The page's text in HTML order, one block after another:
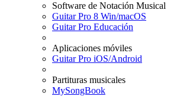
Software de Notación Musical
Guitar Pro 8 Win/macOS
Guitar Pro Educación
Aplicaciones móviles
Guitar Pro iOS/Android
Partituras musicales
MySongBook